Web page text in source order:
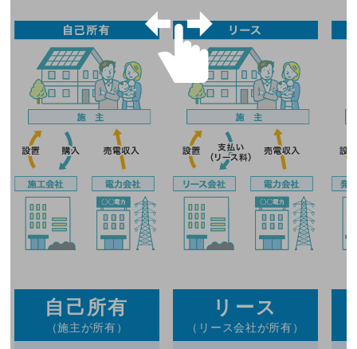
自己所有
（施主が所有）
リース
（リース会社が所有）